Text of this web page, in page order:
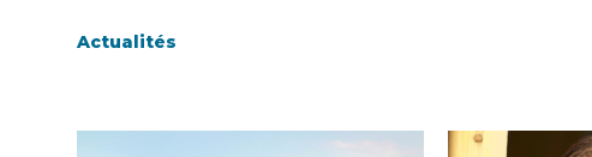
Actualités